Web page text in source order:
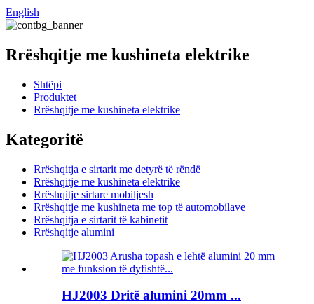
English
Rrëshqitje me kushineta elektrike
Shtëpi
Produktet
Rrëshqitje me kushineta elektrike
Kategoritë
Rrëshqitja e sirtarit me detyrë të rëndë
Rrëshqitje me kushineta elektrike
Rrëshqitje sirtare mobiljesh
Rrëshqitje me kushineta me top të automobilave
Rrëshqitja e sirtarit të kabinetit
Rrëshqitje alumini
HJ2003 Dritë alumini 20mm ...